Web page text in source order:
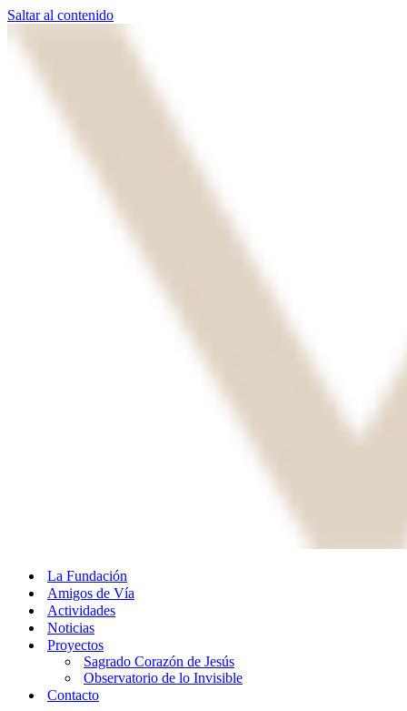
Saltar al contenido
La Fundación
Amigos de Vía
Actividades
Noticias
Proyectos
Sagrado Corazón de Jesús
Observatorio de lo Invisible
Contacto